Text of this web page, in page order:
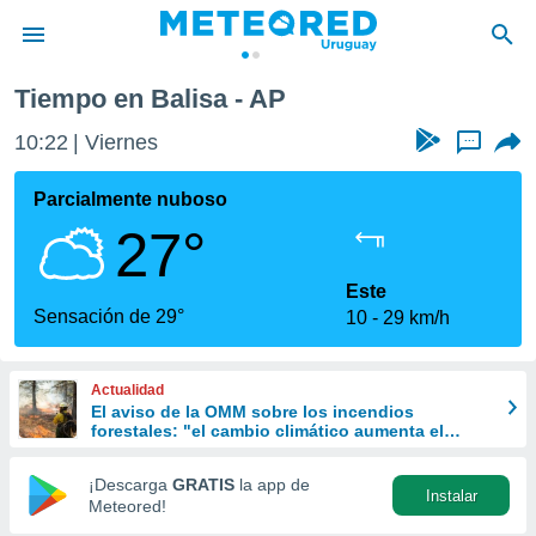
de
ha
que se
calidad.
a este
las
y
forma
digital
basada
Tiempo en Balisa - AP
10:22 Viernes ...
Parcialmente nuboso
27°
Sensación de 29°
Este
10
29 km/h
Actualidad
El aviso de la OMM sobre los incendios
forestales: "el cambio climático aumenta el
¡Descarga GRATIS la app de
Meteored!
Instalar